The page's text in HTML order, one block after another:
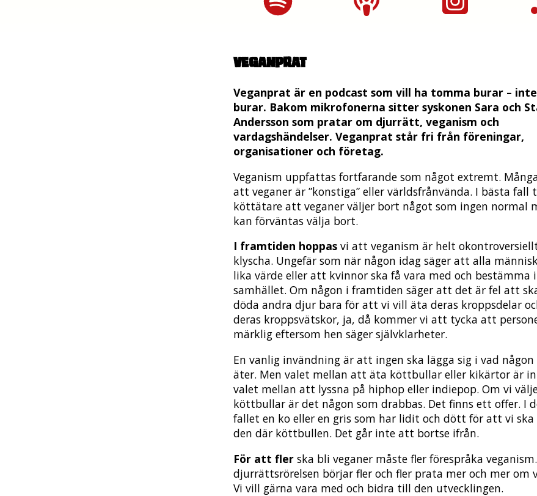
Veganprat
Veganprat är en podcast som vill ha tomma burar –
burar. Bakom mikrofonerna sitter syskonen Sara och
Andersson som pratar om djurrätt, veganism och
vardagshändelser. Veganprat står fri från föreningar,
organisationer och företag.
Veganism uppfattas fortfarande som något extremt.
att veganer är ”konstiga” eller världsfrånvända. I bästa fall
köttätare att veganer väljer bort något som ingen normal
kan förväntas välja bort.
I framtiden hoppas vi att veganism är helt
klyscha. Ungefär som när någon idag säger att alla
lika värde eller att kvinnor ska få vara med och bestämma i
samhället. Om någon i framtiden säger att det är fel att
döda andra djur bara för att vi vill äta deras kroppsdelar
deras kroppsvätskor, ja, då kommer vi att tycka att
märklig eftersom hen säger självklarheter.
En vanlig invändning är att ingen ska lägga sig i vad någon
äter. Men valet mellan att äta köttbullar eller kikärtor är
valet mellan att lyssna på hiphop eller indiepop. Om vi
köttbullar är det någon som drabbas. Det finns ett offer. I
fallet en ko eller en gris som har lidit och dött för att vi ska
den där köttbullen. Det går inte att bortse ifrån.
För att fler ska bli veganer måste fler förespråka
djurrättsrörelsen börjar fler och fler prata mer och mer om
Vi vill gärna vara med och bidra till den utvecklingen.